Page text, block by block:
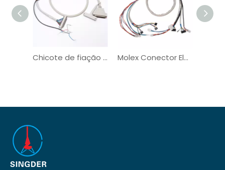
Chicote de fiação elétrica médica do conector de PVC Molex Conector Elétrico OEM Fiação Fiação Médica